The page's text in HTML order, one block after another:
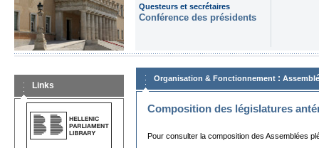
Questeurs et secrétaires
Conférence des présidents
Links
Organisation & Fonctionnement :
Composition des législatures
Pour consulter la composition des Assemblées